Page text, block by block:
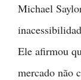
Michael
Ele afirmou
mercado não